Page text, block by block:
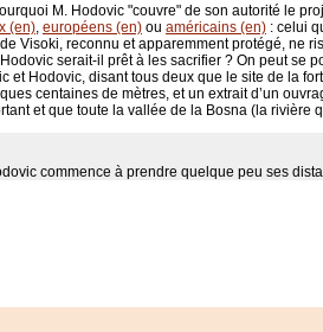
M. Hodovic "couvre" de son autorité le
(en), européens (en) ou américains (en) : celui
Visoki, reconnu et apparemment protégé, ne
serait-il prêt à les sacrifier ? On peut se
et Hodovic, disant tous deux que le site de la
centaines de mètres, et un extrait d’un
et que toute la vallée de la Bosna (la rivière
commence à prendre quelque peu ses